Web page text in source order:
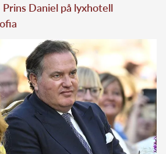
Prins Daniel på lyxhotell